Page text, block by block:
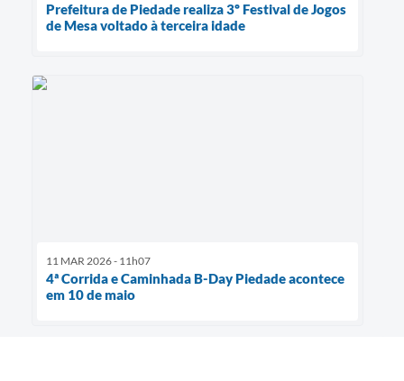
Prefeitura de Piedade realiza 3º Festival de Jogos
de Mesa voltado à terceira idade
11 MAR 2026 - 11h07
4ª Corrida e Caminhada B-Day Piedade acontece
em 10 de maio